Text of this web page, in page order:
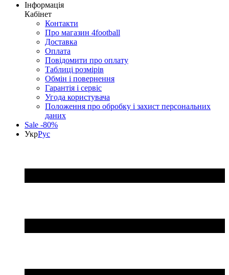
Інформація
Кабінет
Контакти
Про магазин 4football
Доставка
Оплата
Повідомити про оплату
Таблиці розмірів
Обмін і повернення
Гарантія і сервіс
Угода користувача
Положення про обробку і захист персональних
даних
Sale -80%
УкрРус